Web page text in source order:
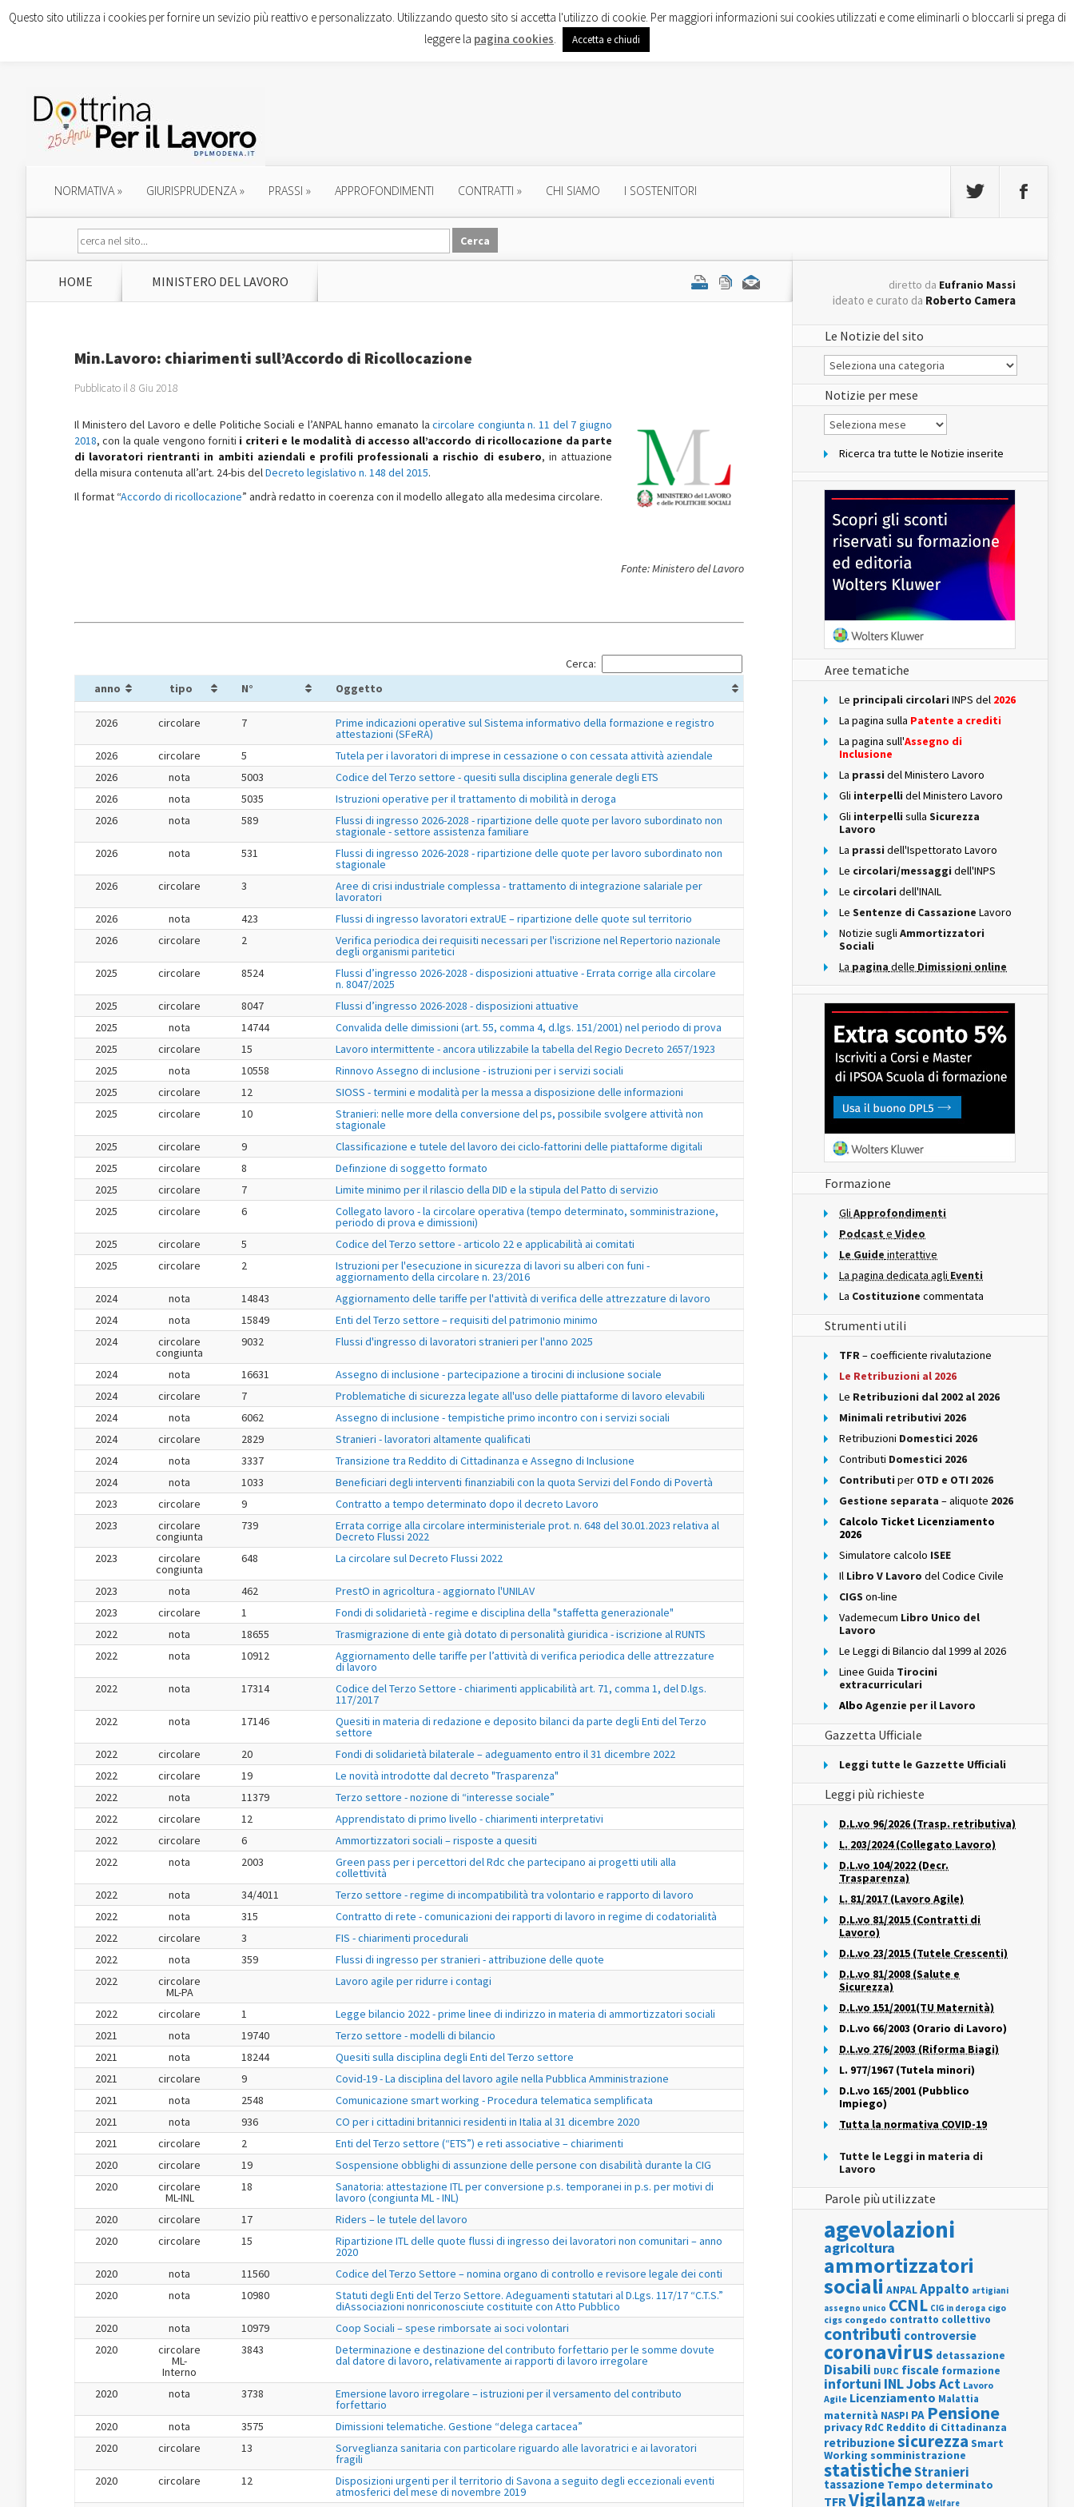
NORMATIVA» GIURISPRUDENZA» PRASSI » APPROFONDIMENTI CONTRATTI » CHI SIAMO I SOSTENITORI
HOME MINISTERO DEL LAVORO
Min.Lavoro: chiarimenti sull’Accordo di Ricollocazione
Pubblicato il 8 Giu 2018
Il Ministero del Lavoro e delle Politiche Sociali e l’ANPAL hanno emanato lacircolare congiunta n. 11 del 7 giugno
2018, con la quale vengono forniti i criteri e le modalità di accesso all’accordo di ricollocazione da parte
di lavoratori rientranti in ambiti aziendali e profili professionali a rischio di esubero, in attuazione
della misura contenuta all’art. 24-bis delDecreto legislativo n. 148 del 2015.
Il format “Accordo di ricollocazione” andrà redatto in coerenza con il modello allegato alla medesima circolare.
Fonte: Ministero del Lavoro
Cerca:
anno
tipo N° Oggetto
2026 circolare 7 Prime indicazioni operative sul Sistema informativo della formazione e registro
attestazioni (SFeRA)
2026
circolare 5
Tutela per i lavoratori di imprese in cessazione o con cessata attività aziendale
2026
nota 5003
Codice del Terzo settore - quesiti sulla disciplina generale degli ETS
2026
nota 5035
Istruzioni operative per il trattamento di mobilità in deroga
2026
nota 589 Flussi di ingresso 2026-2028 - ripartizione delle quote per lavoro subordinato non
stagionale - settore assistenza familiare
2026
nota 531 Flussi di ingresso 2026-2028 - ripartizione delle quote per lavoro subordinato non
stagionale
2026
circolare 3 Aree di crisi industriale complessa - trattamento di integrazione salariale per
lavoratori
2026
nota 423
Flussi di ingresso lavoratori extraUE – ripartizione delle quote sul territorio
2026
circolare 2 Verifica periodica dei requisiti necessari per l'iscrizione nel Repertorio nazionale
degli organismi paritetici
2025
circolare 8524 Flussi d’ingresso 2026-2028 - disposizioni attuative - Errata corrige alla circolare
n. 8047/2025
2025
circolare 8047
Flussi d’ingresso 2026-2028 - disposizioni attuative
2025
nota 14744
Convalida delle dimissioni (art. 55, comma 4, d.lgs. 151/2001) nel periodo di prova
2025
circolare 15
Lavoro intermittente - ancora utilizzabile la tabella del Regio Decreto 2657/1923
2025
nota 10558
Rinnovo Assegno di inclusione - istruzioni per i servizi sociali
2025
circolare 12
SIOSS - termini e modalità per la messa a disposizione delle informazioni
2025
circolare 10 Stranieri: nelle more della conversione del ps, possibile svolgere attività non
stagionale
2025
circolare 9
Classificazione e tutele del lavoro dei ciclo-fattorini delle piattaforme digitali
2025
circolare 8
Definzione di soggetto formato
2025
circolare 7
Limite minimo per il rilascio della DID e la stipula del Patto di servizio
2025
circolare 6 Collegato lavoro - la circolare operativa (tempo determinato, somministrazione,
periodo di prova e dimissioni)
2025
circolare 5
Codice del Terzo settore - articolo 22 e applicabilità ai comitati
2025
circolare 2 Istruzioni per l'esecuzione in sicurezza di lavori su alberi con funi -
aggiornamento della circolare n. 23/2016
2024
nota 14843
Aggiornamento delle tariffe per l'attività di verifica delle attrezzature di lavoro
2024
nota 15849
Enti del Terzo settore – requisiti del patrimonio minimo
2024
circolare
congiunta
9032 Flussi d'ingresso di lavoratori stranieri per l'anno 2025
2024 nota 16631
Assegno di inclusione - partecipazione a tirocini di inclusione sociale
2024
circolare 7
Problematiche di sicurezza legate all'uso delle piattaforme di lavoro elevabili
2024
nota 6062
Assegno di inclusione - tempistiche primo incontro con i servizi sociali
2024
circolare 2829
Stranieri - lavoratori altamente qualificati
2024
nota 3337
Transizione tra Reddito di Cittadinanza e Assegno di Inclusione
2024
nota 1033
Beneficiari degli interventi finanziabili con la quota Servizi del Fondo di Povertà
2023
circolare 9
Contratto a tempo determinato dopo il decreto Lavoro
2023
circolare
congiunta
739 Errata corrige alla circolare interministeriale prot. n. 648 del 30.01.2023 relativa al
Decreto Flussi 2022
2023
circolare
congiunta
648 La circolare sul Decreto Flussi 2022
2023 nota 462
PrestO in agricoltura - aggiornato l'UNILAV
2023
circolare 1
Fondi di solidarietà - regime e disciplina della "staffetta generazionale"
2022
nota 18655
Trasmigrazione di ente già dotato di personalità giuridica - iscrizione al RUNTS
2022
nota 10912 Aggiornamento delle tariffe per l’attività di verifica periodica delle attrezzature
di lavoro
2022
nota 17314 Codice del Terzo Settore - chiarimenti applicabilità art. 71, comma 1, del D.lgs.
117/2017
2022
nota 17146 Quesiti in materia di redazione e deposito bilanci da parte degli Enti del Terzo
settore
2022
circolare 20
Fondi di solidarietà bilaterale – adeguamento entro il 31 dicembre 2022
2022
circolare 19
Le novità introdotte dal decreto "Trasparenza"
2022
nota 11379
Terzo settore - nozione di “interesse sociale”
2022
circolare 12
Apprendistato di primo livello - chiarimenti interpretativi
2022
circolare 6
Ammortizzatori sociali – risposte a quesiti
2022
nota 2003 Green pass per i percettori del Rdc che partecipano ai progetti utili alla
collettività
2022
nota 34/4011
Terzo settore - regime di incompatibilità tra volontario e rapporto di lavoro
2022
nota 315
Contratto di rete - comunicazioni dei rapporti di lavoro in regime di codatorialità
2022
circolare 3
FIS - chiarimenti procedurali
2022
nota 359
Flussi di ingresso per stranieri - attribuzione delle quote
2022
circolare
ML-PA
Lavoro agile per ridurre i contagi
2022 circolare 1
Legge bilancio 2022 - prime linee di indirizzo in materia di ammortizzatori sociali
2021
nota 19740
Terzo settore - modelli di bilancio
2021
nota 18244
Quesiti sulla disciplina degli Enti del Terzo settore
2021
circolare 9
Covid-19 - La disciplina del lavoro agile nella Pubblica Amministrazione
2021
nota 2548
Comunicazione smart working - Procedura telematica semplificata
2021
nota 936
CO per i cittadini britannici residenti in Italia al 31 dicembre 2020
2021
circolare 2
Enti del Terzo settore (“ETS”) e reti associative – chiarimenti
2020
circolare 19
Sospensione obblighi di assunzione delle persone con disabilità durante la CIG
2020
circolare
ML-INL
18 Sanatoria: attestazione ITL per conversione p.s. temporanei in p.s. per motivi di
lavoro (congiunta ML - INL)
2020
circolare 17
Riders – le tutele del lavoro
2020
circolare 15 Ripartizione ITL delle quote flussi di ingresso dei lavoratori non comunitari – anno
2020
2020
nota 11560
Codice del Terzo Settore – nomina organo di controllo e revisore legale dei conti
2020
nota 10980 Statuti degli Enti del Terzo Settore. Adeguamenti statutari al D.Lgs. 117/17 “C.T.S.”
diAssociazioni nonriconosciute costituite con Atto Pubblico
2020
nota 10979
Coop Sociali – spese rimborsate ai soci volontari
2020
circolare
ML-
Interno
3843 Determinazione e destinazione del contributo forfettario per le somme dovute
dal datore di lavoro, relativamente ai rapporti di lavoro irregolare
2020 nota 3738 Emersione lavoro irregolare – istruzioni per il versamento del contributo
forfettario
2020
nota 3575
Dimissioni telematiche. Gestione “delega cartacea”
2020
circolare 13 Sorveglianza sanitaria con particolare riguardo alle lavoratrici e ai lavoratori
fragili
2020
circolare 12 Disposizioni urgenti per il territorio di Savona a seguito degli eccezionali eventi
atmosferici del mese di novembre 2019
diretto da Eufranio Massi
ideato e curato da Roberto Camera
Le Notizie del sito
Le
Notizie
del
sito
Notizie per mese
Notizie
per
Ricerca tra tutte le Notizie inserite
Aree tematiche
Le principali circolari INPS del 2026
La pagina sulla Patente a crediti
La pagina sull'Assegno di
Inclusione
La prassi del Ministero Lavoro
Gli interpelli del Ministero Lavoro
Gli interpelli sulla Sicurezza
Lavoro
La prassi dell'Ispettorato Lavoro
Le circolari/messaggi dell'INPS
Le circolari dell'INAIL
Le Sentenze di Cassazione Lavoro
Notizie sugli Ammortizzatori
Sociali
La pagina delle Dimissioni online
Formazione
Gli Approfondimenti
Podcast e Video
Le Guide interattive
La pagina dedicata agli Eventi
La Costituzione commentata
Strumenti utili
TFR– coefficiente rivalutazione
Le Retribuzioni al 2026
Le Retribuzioni dal 2002 al 2026
Minimali retributivi 2026
Retribuzioni Domestici 2026
Contributi Domestici 2026
Contributi per OTD e OTI 2026
Gestione separata – aliquote 2026
Calcolo Ticket Licenziamento
2026
Simulatore calcolo ISEE
Il Libro V Lavoro del Codice Civile
CIGS on-line
Vademecum Libro Unico del
Lavoro
Le Leggi di Bilancio dal 1999 al 2026
Linee Guida Tirocini
extracurriculari
Albo Agenzie per il Lavoro
Gazzetta Ufficiale
Leggi tutte le Gazzette Ufficiali
Leggi più richieste
D.L.vo 96/2026 (Trasp. retributiva)
L. 203/2024 (Collegato Lavoro)
D.L.vo 104/2022 (Decr.
Trasparenza)
L. 81/2017 (Lavoro Agile)
D.L.vo 81/2015 (Contratti di
Lavoro)
D.L.vo 23/2015 (Tutele Crescenti)
D.L.vo 81/2008 (Salute e
Sicurezza)
D.L.vo 151/2001(TU Maternità)
D.L.vo 66/2003 (Orario di Lavoro)
D.L.vo 276/2003 (Riforma Biagi)
L. 977/1967 (Tutela minori)
D.L.vo 165/2001 (Pubblico
Impiego)
Tutta la normativa COVID-19
Tutte le Leggi in materia di
Lavoro
Parole più utilizzate
agevolazioni
agricoltura
ammortizzatori
sociali ANPALAppalto artigiani
assegno unico CCNL CIG in deroga cigo
cigs congedo contratto collettivo
contributi controversie
coronavirus detassazione
Disabili DURC fiscale formazione
infortuni INLJobs Act Lavoro
Agile Licenziamento Malattia
maternità NASPI PA Pensione
privacy RdC Reddito di Cittadinanza
retribuzionesicurezza Smart
Working somministrazione
statisticheStranieri
tassazione Tempo determinato
TFRVigilanza Welfare
Questo sito utilizza i cookies per fornire un sevizio più reattivo e personalizzato. Utilizzando questo sito si accetta l'utilizzo di cookie. Per maggiori informazioni sui cookies utilizzati e come eliminarli o bloccarli si prega di
leggere la pagina cookies. Accetta e chiudi